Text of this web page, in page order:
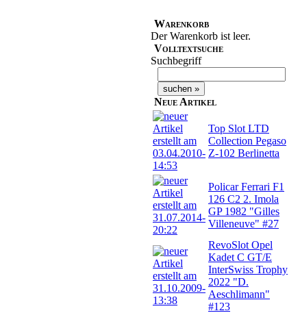
Warenkorb
Der Warenkorb ist leer.
Volltextsuche
Suchbegriff
Neue Artikel
Top Slot LTD
Collection Pegaso
Z-102 Berlinetta
Policar Ferrari F1
126 C2 2. Imola
GP 1982 "Gilles
Villeneuve" #27
RevoSlot Opel
Kadet C GT/E
InterSwiss Trophy
2022 "D.
Aeschlimann"
#123